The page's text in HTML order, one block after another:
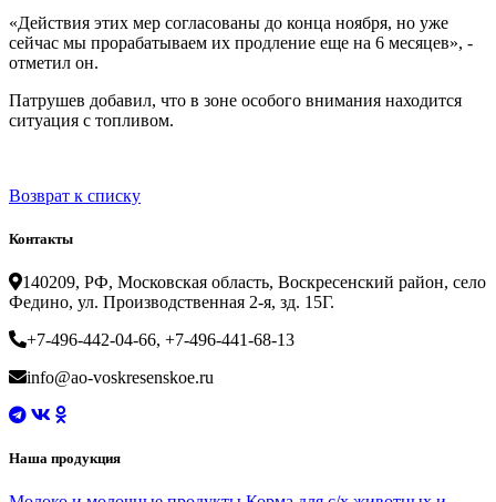
«Действия этих мер согласованы до конца ноября, но уже
сейчас мы прорабатываем их продление еще на 6 месяцев», -
отметил он.
Патрушев добавил, что в зоне особого внимания находится
ситуация с топливом.
Возврат к списку
Контакты
140209, РФ, Московская область, Воскресенский район, село
Федино, ул. Производственная 2-я, зд. 15Г.
+7-496-442-04-66, +7-496-441-68-13
info@ao-voskresenskoe.ru
Наша продукция